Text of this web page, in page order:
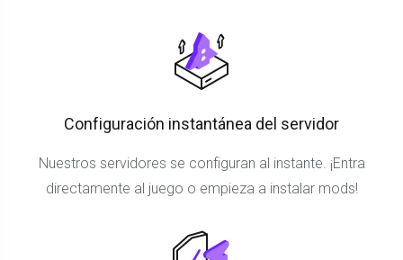
Configuración instantánea del servidor
Nuestros servidores se configuran al instante. ¡Entra
directamente al juego o empieza a instalar mods!